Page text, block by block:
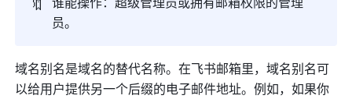
员。
域名别名是域名的替代名称。在飞书邮箱里，域名别名可
以给用户提供另一个后缀的电子邮件地址。例如，如果你